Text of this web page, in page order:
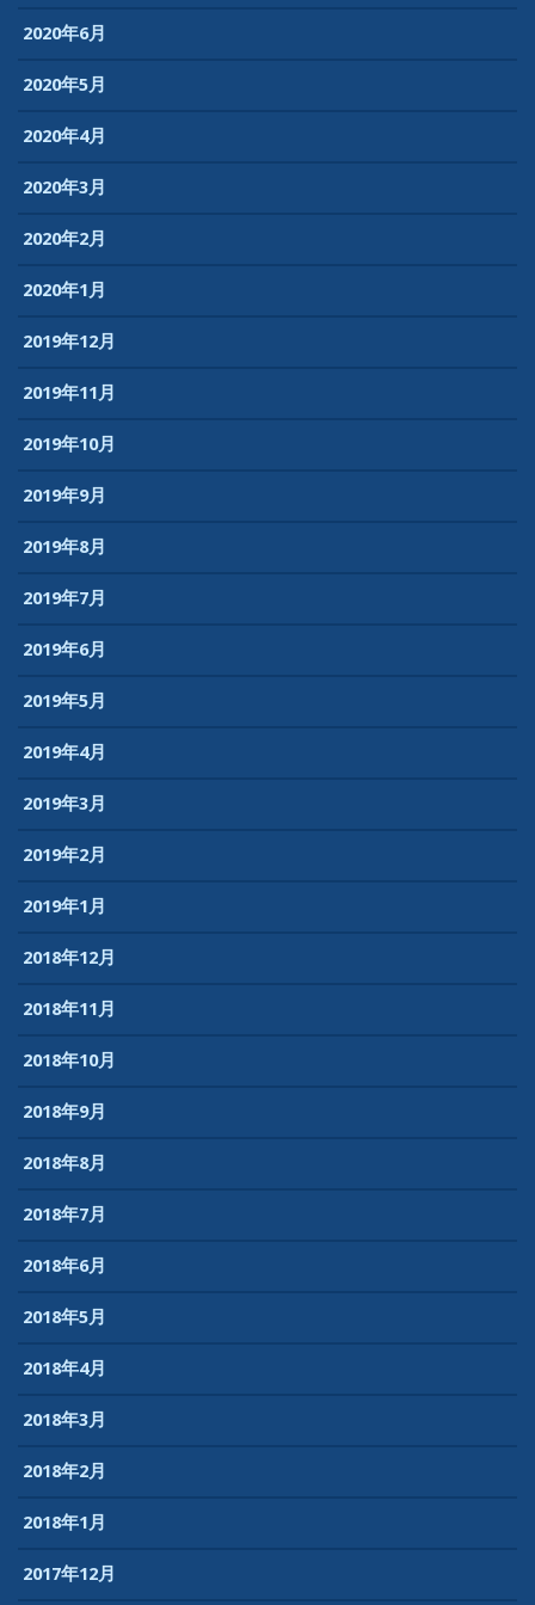
2020年6月
2020年5月
2020年4月
2020年3月
2020年2月
2020年1月
2019年12月
2019年11月
2019年10月
2019年9月
2019年8月
2019年7月
2019年6月
2019年5月
2019年4月
2019年3月
2019年2月
2019年1月
2018年12月
2018年11月
2018年10月
2018年9月
2018年8月
2018年7月
2018年6月
2018年5月
2018年4月
2018年3月
2018年2月
2018年1月
2017年12月